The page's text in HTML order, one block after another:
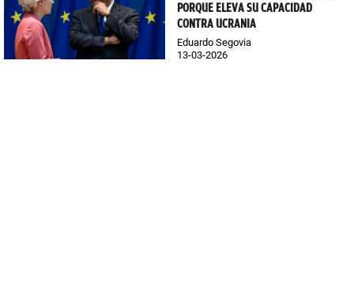
PORQUE ELEVA SU CAPACIDAD
CONTRA UCRANIA
Eduardo Segovia
13-03-2026